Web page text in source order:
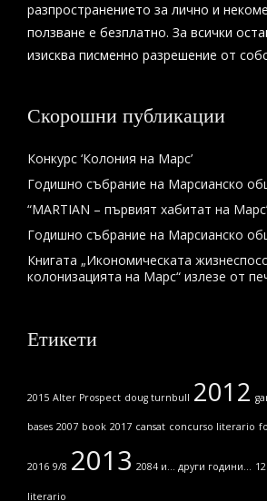
разпространението за лично и
ползване е безплатно. За всички
изисква писменно разрешение от
Скорошни публикации
Конкурс ‘Колония на Марс’
Годишно събрание на Марсианско
“MARTIAN – първият хабитат на
Годишно събрание на Марсианско
Книгата „Икономическата
колонизацията на Марс“ излезе от
Етикети
2015 Alter Prospect doug turnbull 2012
bases 2007 book 2017 cansat concurso literario
2016 9/8 2013 2084 и... други години...
literario